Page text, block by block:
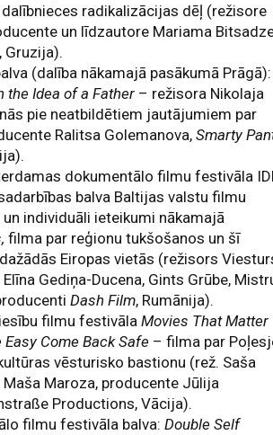
radikalizācijas dēļ (režisore
un līdzautore Mariama
(dalība nākamajā pasākumā Prāgā):
the Idea of a Father – režisora Nikolaja
pie neatbildētiem jautājumiem par
Ralitsa Golemanova,Smarty
dokumentālo filmu festivāla
balva Baltijas valstu filmu
individuāli ieteikumi nākamajā
filma par reģionu tukšošanos un šī
Eiropas vietās (režisors
Gediņa-Ducena, Gints Grūbe,
Dash Film, Rumānija).
filmu festivālaMovies That Matter
Easy Come Back Safe – filma par
vēsturisko bastionu (rež. Saša
Maša Maroza, producente Jūlija
Productions, Vācija).
filmu festivāla balva:Double Self